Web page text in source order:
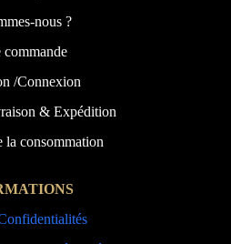
nous ?
commande
/Connexion
& Expédition
la consommation